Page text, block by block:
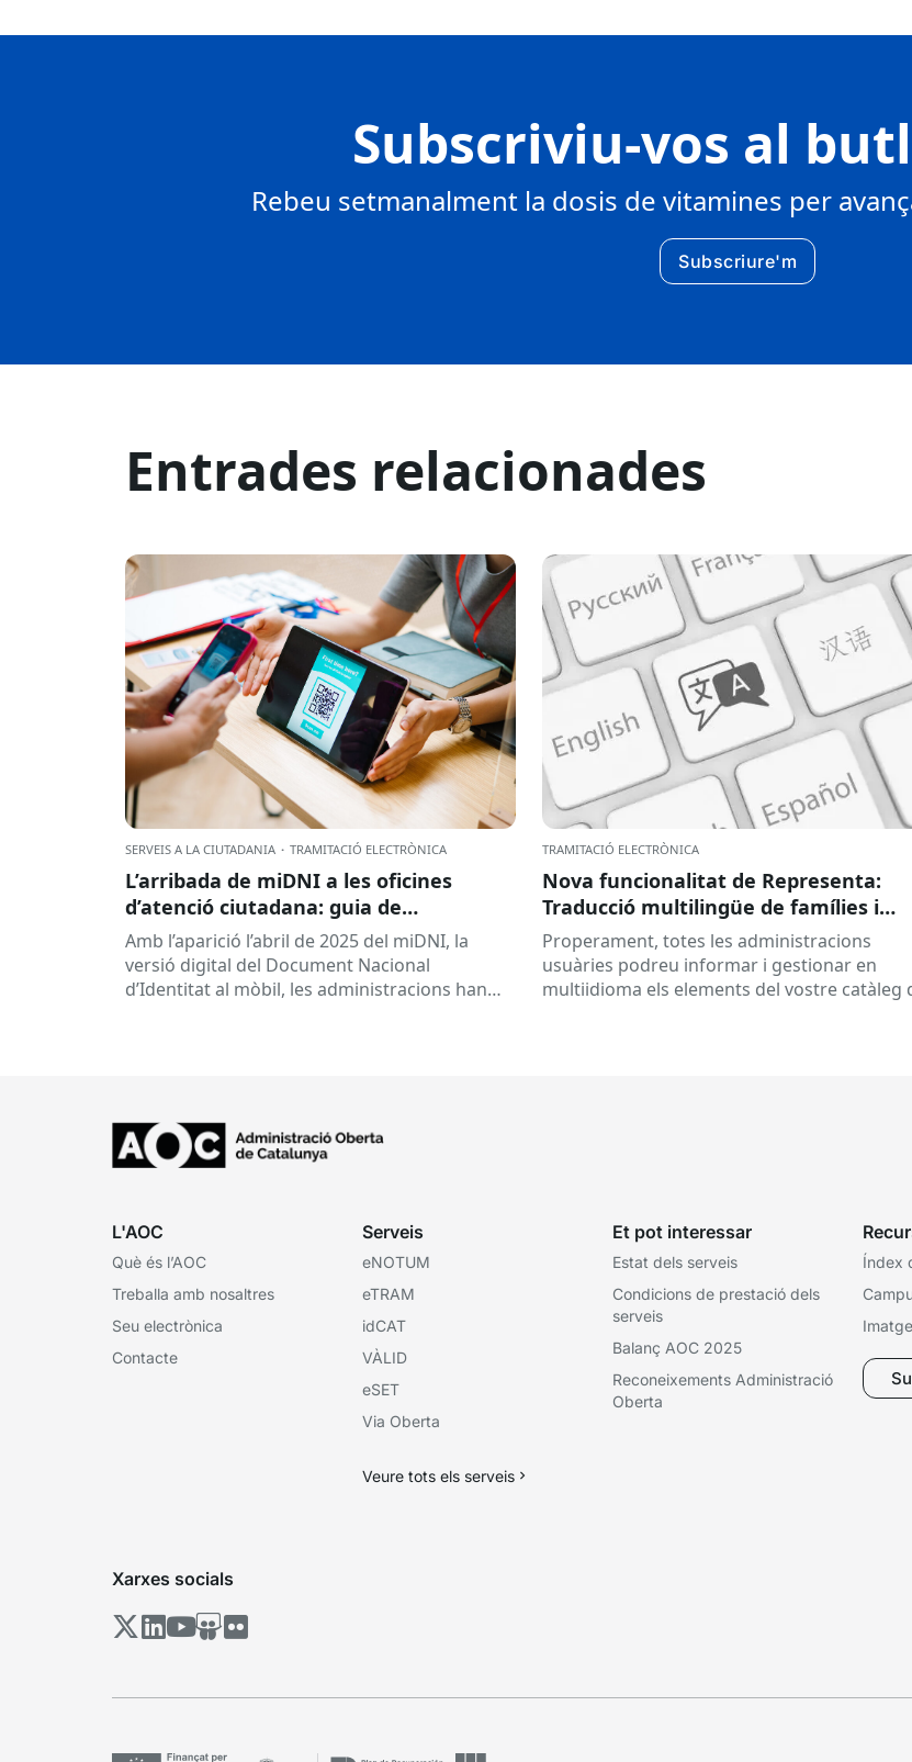
Subscriviu-vos al
Rebeu setmanalment la dosis de vitamines per
Subscriure'm
Entrades relacionades
SERVEIS A LA CIUTADANIA · TRAMITACIÓ ELECTRÒNICA
L’arribada de miDNI a les oficines
d’atenció ciutadana: guia de
bona pràctica
Amb l’aparició l’abril de 2025 del miDNI, la
versió digital del Document Nacional
d’Identitat al mòbil, les administracions han
TRAMITACIÓ ELECTRÒNICA
Nova funcionalitat de Representa:
Traducció multilingüe de famílies i
tràmits
Properament, totes les administracions
usuàries podreu informar i gestionar en
multiidioma els elements del vostre catàleg
L'AOC
Què és l’AOC
Treballa amb nosaltres
Seu electrònica
Contacte
Serveis
eNOTUM
eTRAM
idCAT
VÀLID
eSET
Via Oberta
Veure tots els serveis
Et pot interessar
Estat dels serveis
Condicions de prestació dels
serveis
Balanç AOC 2025
Reconeixements Administració
Oberta
Índex
Xarxes socials